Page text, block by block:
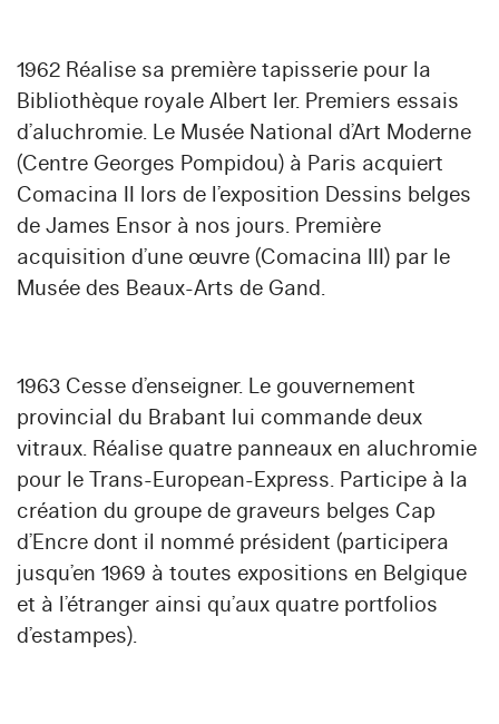
1962 Réalise sa première tapisserie pour la
Bibliothèque royale Albert Ier. Premiers essais
d’aluchromie. Le Musée National d’Art Moderne
(Centre Georges Pompidou) à Paris acquiert
Comacina II lors de l’exposition Dessins belges
de James Ensor à nos jours. Première
acquisition d’une œuvre (Comacina III) par le
Musée des Beaux-Arts de Gand.
1963 Cesse d’enseigner. Le gouvernement
provincial du Brabant lui commande deux
vitraux. Réalise quatre panneaux en aluchromie
pour le Trans-European-Express. Participe à la
création du groupe de graveurs belges Cap
d’Encre dont il nommé président (participera
jusqu’en 1969 à toutes expositions en Belgique
et à l’étranger ainsi qu’aux quatre portfolios
d’estampes).